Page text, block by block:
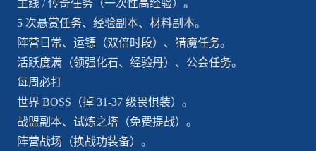
主线 / 传奇任务（一次性高经验）。
5 次悬赏任务、经验副本、材料副本。
阵营日常、运镖（双倍时段）、猎魔任务。
活跃度满（领强化石、经验丹）、公会任务。
每周必打
世界 BOSS（掉 31-37 级畏惧装）。
战盟副本、试炼之塔（免费提战）。
阵营战场（换战功装备）。